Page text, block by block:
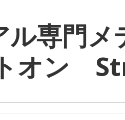
ル専門
オン